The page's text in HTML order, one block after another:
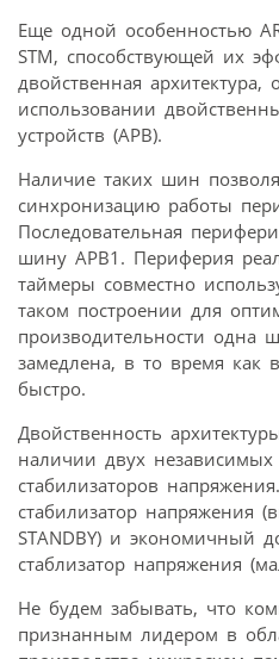
Еще одной особенностью
STM, способствующей их
двойственная архитектура,
использовании
устройств (APB).
Наличие таких шин
синхронизацию работы
Последовательная
шину APB1. Периферия
таймеры совместно
таком построении для
производительности одна
замедлена, в то время как
быстро.
Двойственность
наличии двух независимых
стабилизаторов
стабилизатор напряжения
STANDBY) и экономичный
стаблизатор напряжения
Не будем забывать, что
признанным лидером в